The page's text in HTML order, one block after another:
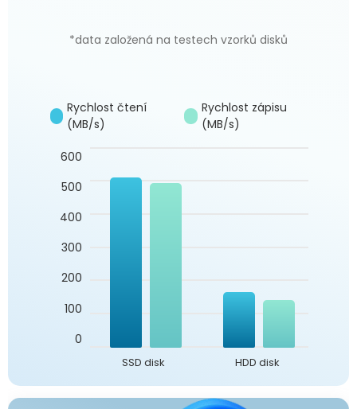
*data založená na testech vzorků disků
Rychlost čtení
(MB/s)
Rychlost zápisu
(MB/s)
600
500
400
300
200
100
0
SSD disk HDD disk